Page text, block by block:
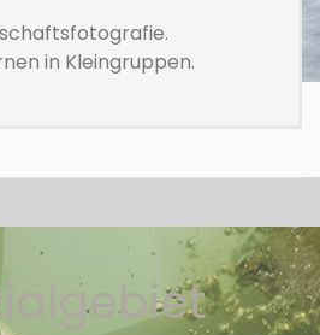
in Kleingruppen.